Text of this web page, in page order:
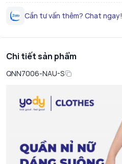
Cần tư vấn thêm? Chat ngay!
Chi tiết sản phẩm
QNN7006-NAU-S